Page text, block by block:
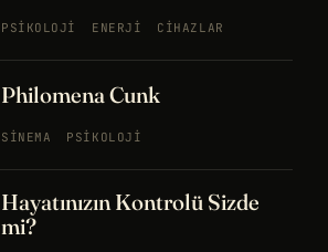
PSIKOLOJI ENERJI CIHAZLAR
Philomena Cunk
SINEMA PSIKOLOJI
Hayatınızın Kontrolü Sizde
mi?